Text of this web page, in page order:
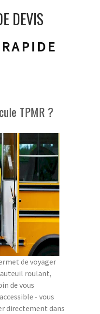
DEVIS
TPMR ?
de voyager
roulant,
de vous
- vous
directement dans